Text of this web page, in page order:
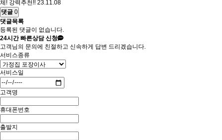
체! 강력추천!! 23.11.08
댓글 0
댓글목록
등록된 댓글이 없습니다.
24시간빠른상담 신청
고객님의 문의에 친절하고 신속하게 답변 드리겠습니다.
서비스종류
서비스일
고객명
휴대폰번호
출발지